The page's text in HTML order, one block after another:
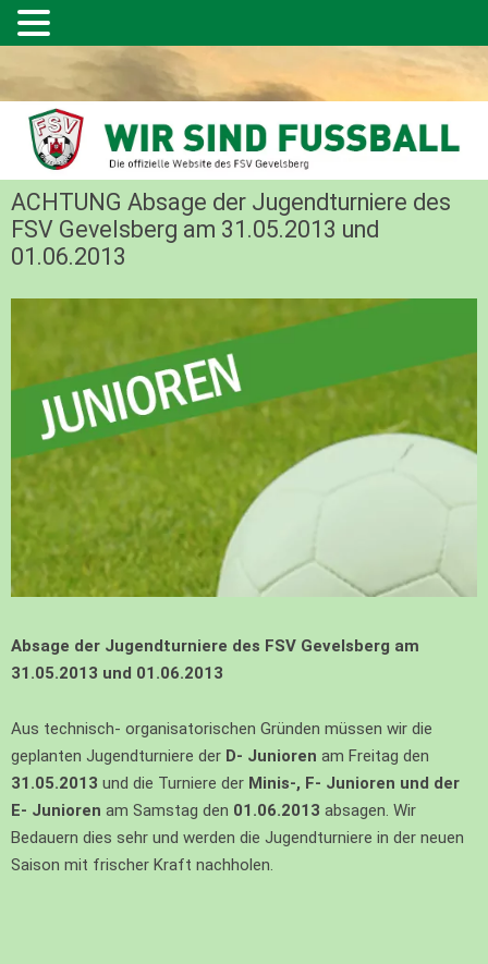
ACHTUNG Absage der Jugendturniere des
FSV Gevelsberg am 31.05.2013 und
01.06.2013
Absage der Jugendturniere des FSV Gevelsberg am
31.05.2013 und 01.06.2013
Aus technisch- organisatorischen Gründen müssen wir die
geplanten Jugendturniere der D- Junioren am Freitag den
31.05.2013 und die Turniere der Minis-, F- Junioren und der
E- Junioren am Samstag den 01.06.2013 absagen. Wir
Bedauern dies sehr und werden die Jugendturniere in der neuen
Saison mit frischer Kraft nachholen.